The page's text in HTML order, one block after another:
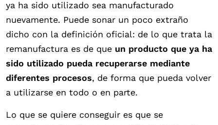
ya ha sido utilizado sea manufacturado
nuevamente. Puede sonar un poco extraño
dicho con la definición oficial: de lo que trata la
remanufactura es de que un producto que ya ha
sido utilizado pueda recuperarse mediante
diferentes procesos, de forma que pueda volver
a utilizarse en todo o en parte.
Lo que se quiere conseguir es que se